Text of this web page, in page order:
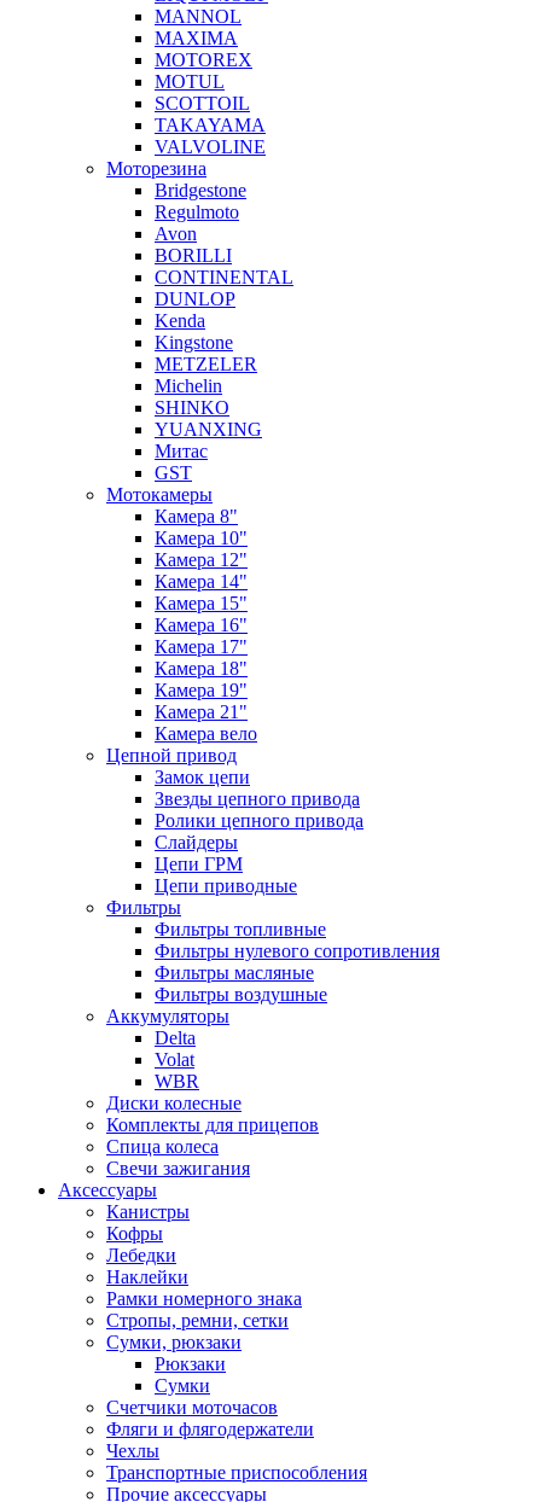
MANNOL
MAXIMA
MOTOREX
MOTUL
SCOTTOIL
TAKAYAMA
VALVOLINE
Моторезина
Bridgestone
Regulmoto
Avon
BORILLI
CONTINENTAL
DUNLOP
Kenda
Kingstone
METZELER
Michelin
SHINKO
YUANXING
Митас
GST
Мотокамеры
Камера 8"
Камера 10"
Камера 12"
Камера 14"
Камера 15"
Камера 16"
Камера 17"
Камера 18"
Камера 19"
Камера 21"
Камера вело
Цепной привод
Замок цепи
Звезды цепного привода
Ролики цепного привода
Слайдеры
Цепи ГРМ
Цепи приводные
Фильтры
Фильтры топливные
Фильтры нулевого сопротивления
Фильтры масляные
Фильтры воздушные
Аккумуляторы
Delta
Volat
WBR
Диски колесные
Комплекты для прицепов
Спица колеса
Свечи зажигания
Аксессуары
Канистры
Кофры
Лебедки
Наклейки
Рамки номерного знака
Стропы, ремни, сетки
Сумки, рюкзаки
Рюкзаки
Сумки
Счетчики моточасов
Фляги и флягодержатели
Чехлы
Транспортные приспособления
Прочие аксессуары